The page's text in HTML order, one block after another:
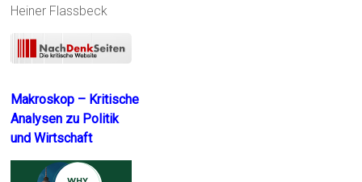
Heiner Flassbeck
Makroskop – Kritische
Analysen zu Politik
und Wirtschaft